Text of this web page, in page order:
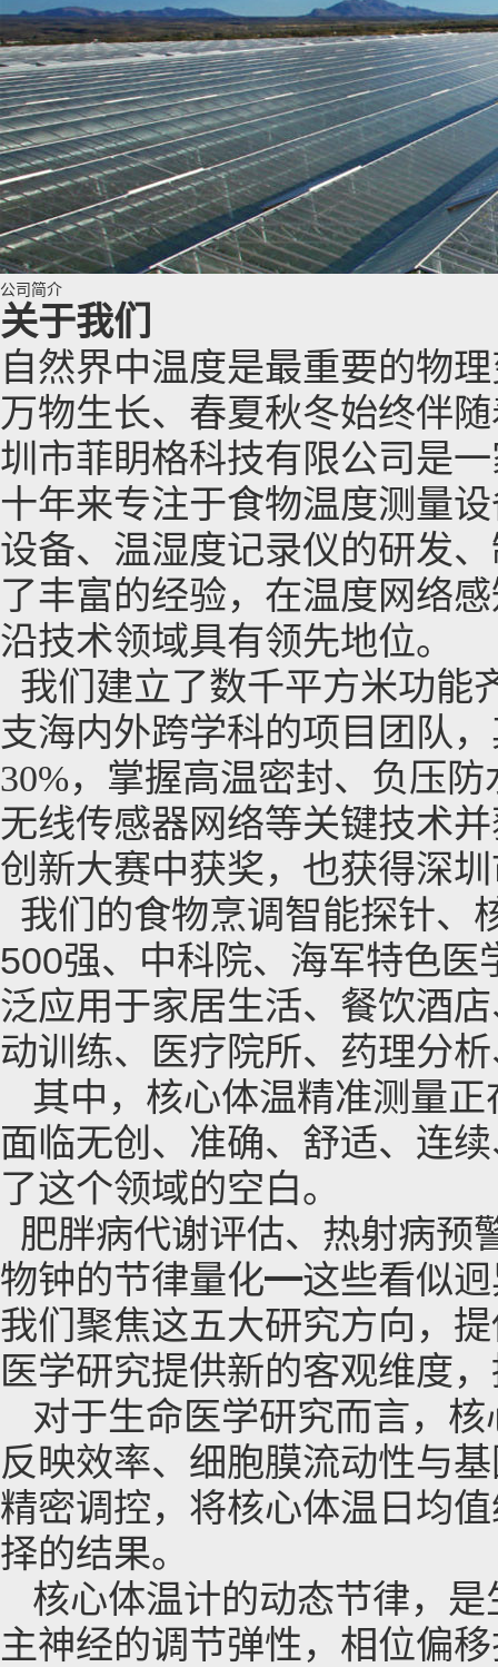
公司简介
关于我们
自然界中温度是最重要的物
万物生长、春夏秋冬始终伴
圳市菲眀格科技有限公司是
十年来专注于食物温度测量
设备、温湿度记录仪的研发
了丰富的经验，在温度网络
沿技术领域具有领先地位。
我们建立了数千平方米功能
支海内外跨学科的项目团队
30%，掌握高温密封、负压
无线传感器网络等关键技术
创新大赛中获奖，也获得深
我们的食物烹调智能探针、
500强、中科院、海军特色医
泛应用于家居生活、餐饮酒
动训练、医疗院所、药理分
其中， 核心体温精准测量
面临无创、准确、舒适、连
了这个领域的空白。
肥胖病代谢评估、热射病预
物钟的节律量化━这些看似迥
我们聚焦这五大研究方向，
医学研究提供新的客观维度，
对于生命医学研究而言，
反映效率、细胞膜流动性与
精密调控，将核心体温日均
择的结果。
核心体温计的动态节律，
主神经的调节弹性，相位偏